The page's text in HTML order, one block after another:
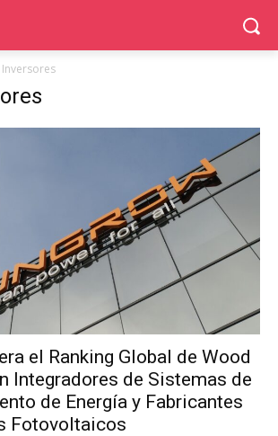
Inversores
el Ranking Global de Wood
Integradores de Sistemas de
de Energía y Fabricantes
Fotovoltaicos